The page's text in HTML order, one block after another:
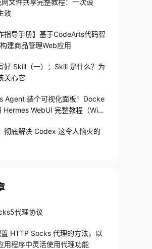
网文件共享完整教程：一次设
效
指导手册】基于CodeArts代码智
建商品管理Web应用
好 Skill（一）：Skill 是什么？为
关心它
Agent 装个可视化面板！Docke
Hermes WebUI 完整教程（Win
彻底解决 Codex 这令人恼火的
代理协议
HTTP Socks 代理的方法，以
用程序中灵活使用代理功能